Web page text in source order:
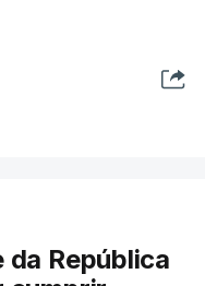
República